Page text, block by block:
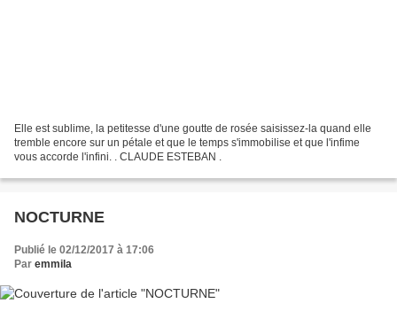
Elle est sublime, la petitesse d'une goutte de rosée saisissez-la quand elle
tremble encore sur un pétale et que le temps s'immobilise et que l'infime
vous accorde l'infini. . CLAUDE ESTEBAN .
NOCTURNE
Publié le 02/12/2017 à 17:06
Par emmila